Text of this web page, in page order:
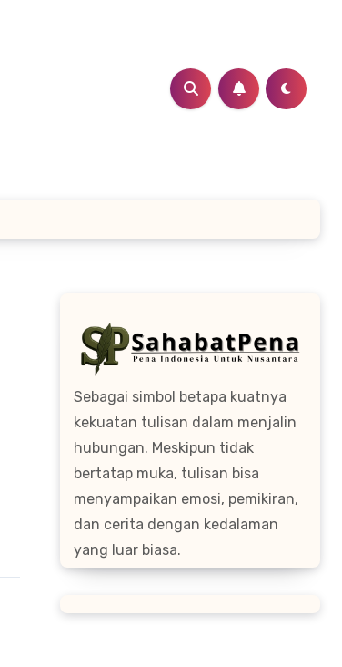
Sebagai simbol betapa kuatnya
kekuatan tulisan dalam menjalin
hubungan. Meskipun tidak
bertatap muka, tulisan bisa
menyampaikan emosi, pemikiran,
dan cerita dengan kedalaman
yang luar biasa.